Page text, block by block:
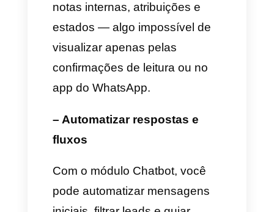
indispensável para empresas
que querem escalar o
atendimento ao cliente e
vendas.
Como a Callbell melhora
a gestão de conversas
além das confirmações